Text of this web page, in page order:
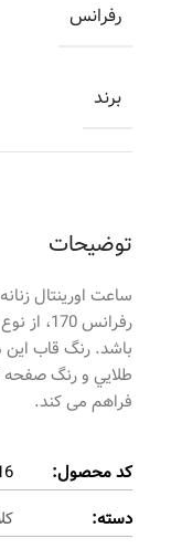
توضیحات
رفرانس
باشد. رنگ قاب
طلايي و رنگ صفحه
فراهم می کند.
کد محصول:
دسته:
رفرانس
برند